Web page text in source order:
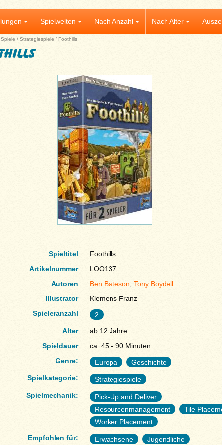
Spielwelten Nach Anzahl Nach Alter
Spiele / Strategiespiele / Foothills
Spieltitel
Foothills
Artikelnummer
LOO137
Autoren
Ben Bateson, Tony Boydell
Illustrator
Klemens Franz
Spieleranzahl
2
Alter
ab 12 Jahre
Spieldauer
ca. 45 - 90 Minuten
Genre:
Europa
Geschichte
Spielkategorie:
Strategiespiele
Spielmechanik:
Pick-Up and Deliver
Resourcenmanagement
Tile
Worker Placement
Empfohlen für:
Erwachsene Jugendliche